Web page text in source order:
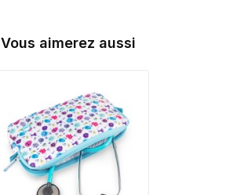
Vous aimerez aussi